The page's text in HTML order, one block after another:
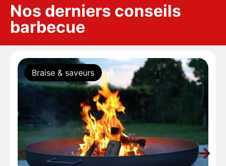
Nos derniers conseils
barbecue
Braise & saveurs